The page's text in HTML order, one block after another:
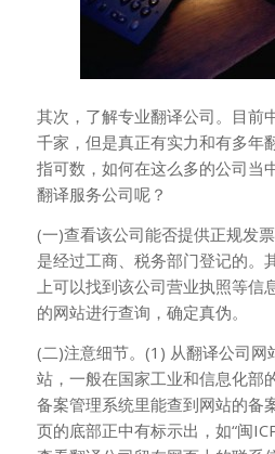
其次，了解专业翻译公司。目前
千家，但是真正有实力和有多年
指可数，如何在这么多的公司当
翻译服务公司呢？
(一)查看该公司能否提供正规发
是经过工商、税务部门登记的。
上可以找到该公司营业执照等信
的网站进行查询，确定真伪。
(二)注意细节。(1) 从翻译公司网
站，一般在国家工业和信息化部
备案管理系统里能查到网站的备
页的底部正中有标示出，如“闽